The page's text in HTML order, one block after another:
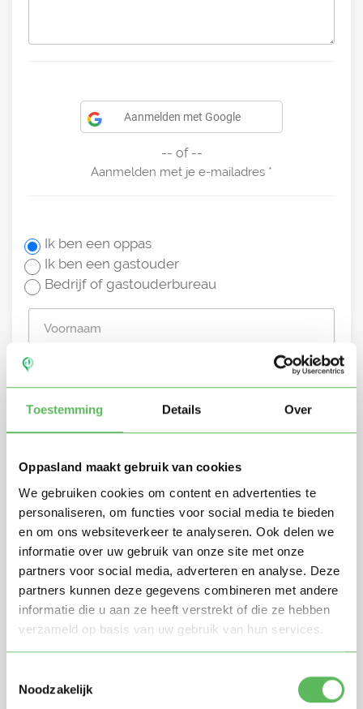
Toestemming Details Over
Oppasland maakt gebruik van cookies
We gebruiken cookies om content en advertenties te
personaliseren, om functies voor social media te bieden
en om ons websiteverkeer te analyseren. Ook delen we
informatie over uw gebruik van onze site met onze
partners voor social media, adverteren en analyse. Deze
partners kunnen deze gegevens combineren met andere
informatie die u aan ze heeft verstrekt of die ze hebben
verzameld op basis van uw gebruik van hun services.
Noodzakelijk
Aanmelden met Google
-- of --
Aanmelden met je e-mailadres
Ik ben een oppas
Ik ben een gastouder
Bedrijf of gastouderbureau
Stuur mij nieuwe profielen in mijn omgeving per
e-mail
Door te registreren ga je akkoord met deAlgemene
voorwaardenvan Oppasland.
Gratis aanmelden